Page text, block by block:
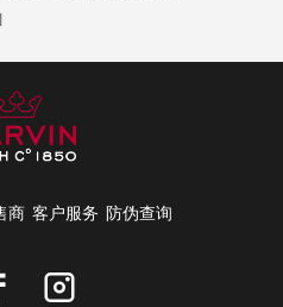
商 客户服务 防伪查询